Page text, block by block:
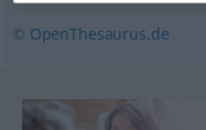
© OpenThesaurus.de